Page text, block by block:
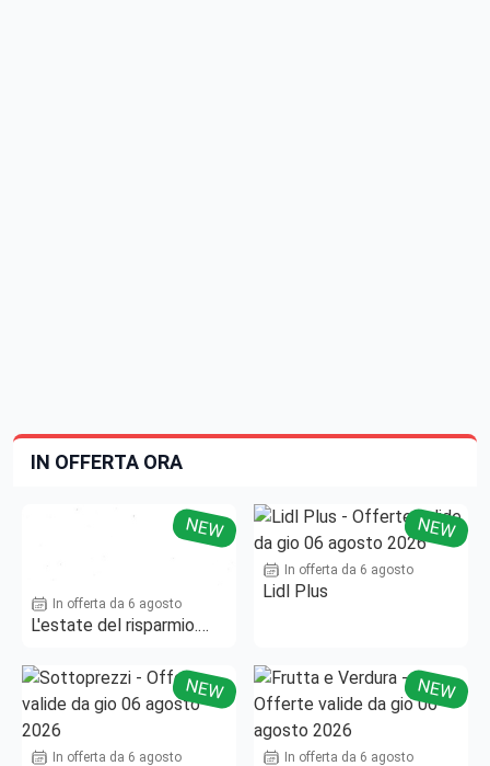
IN OFFERTA ORA
NEW
In offerta da 6 agosto
L'estate del risparmio.
NEW
In offerta da 6 agosto
Lidl Plus
NEW
In offerta da 6 agosto
NEW
In offerta da 6 agosto